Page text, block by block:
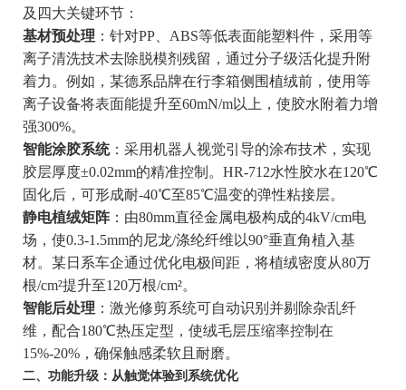
及四大关键环节：
基材预处理 ：针对PP、ABS等低表面能塑料件，采用等
离子清洗技术去除脱模剂残留，通过分子级活化提升附
着力。例如，某德系品牌在行李箱侧围植绒前，使用等
离子设备将表面能提升至60mN/m以上，使胶水附着力增
强300%。
智能涂胶系统：采用机器人视觉引导的涂布技术，实现
胶层厚度±0.02mm的精准控制。HR-712水性胶水在120℃
固化后，可形成耐-40℃至85℃温变的弹性粘接层。
静电植绒矩阵：由80mm直径金属电极构成的4kV/cm电
场，使0.3-1.5mm的尼龙/涤纶纤维以90°垂直角植入基
材。某日系车企通过优化电极间距，将植绒密度从80万
根/cm²提升至120万根/cm²。
智能后处理 ：激光修剪系统可自动识别并剔除杂乱纤
维，配合180℃热压定型，使绒毛层压缩率控制在
15%-20%，确保触感柔软且耐磨。
二、功能升级：从触觉体验到系统优化